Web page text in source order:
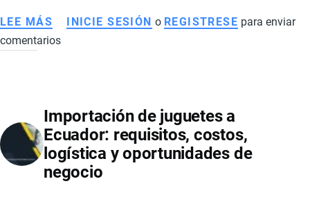
LEE MÁS SOBRE
CÓMO
ELECTRÓNICA
EN
ECUADOR:
REQUISITOS,
INICIE SESIÓN o REGISTRESE para enviar
comentarios
Importación de juguetes a
Ecuador: requisitos, costos,
logística y oportunidades de
negocio